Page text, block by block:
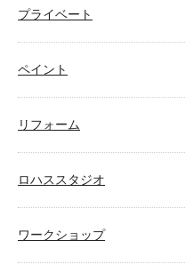
プライベート
ペイント
リフォーム
ロハススタジオ
ワークショップ